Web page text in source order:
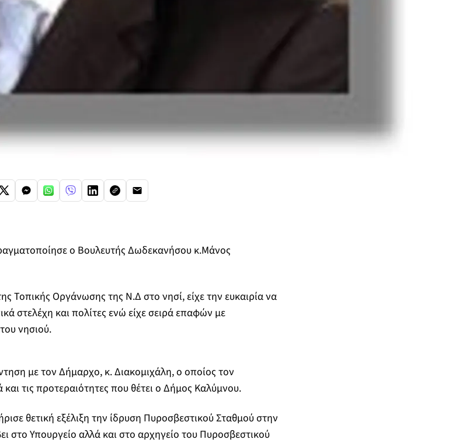
ο Βουλευτής Δωδεκανήσου κ.Μάνος
Τοπικής Οργάνωσης της Ν.Δ στο νησί, είχε την ευκαιρία να
στελέχη και πολίτες ενώ είχε σειρά επαφών με
νησιού.
με τον Δήμαρχο, κ. Διακομιχάλη, ο οποίος τον
τις προτεραιότητες που θέτει ο Δήμος Καλύμνου.
θετική εξέλιξη την ίδρυση Πυροσβεστικού Σταθμού στην
στο Υπουργείο αλλά και στο αρχηγείο του Πυροσβεστικού